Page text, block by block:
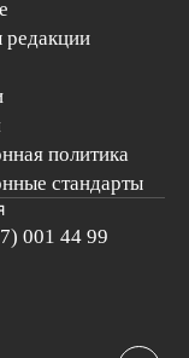
редакции
политика
стандарты
001 44 99